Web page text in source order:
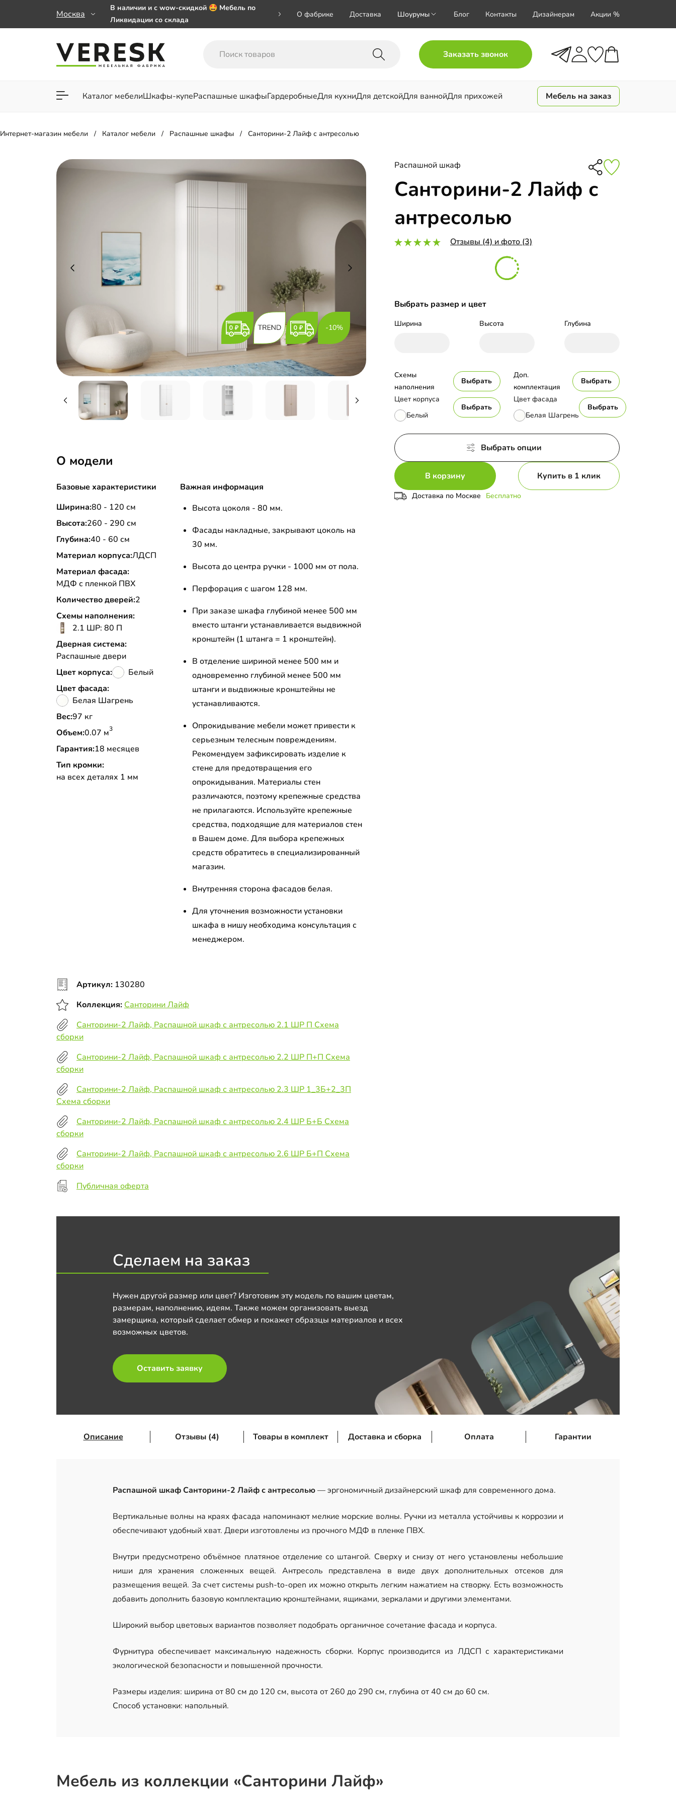
Москва
В наличии и с wow-скидкой 🤩 Мебель по
Ликвидации со склада
заказе от 50 000 ₽
Важно! Наш Whatsapp переехал на номер
О фабрике Доставка Шоурумы Блог Контакты Дизайнерам Акции %
Заказать звонок
Каталог мебелиШкафы-купеРаспашные шкафыГардеробныеДля кухниДля детскойДля ваннойДля прихожей
Для гостиной Для спальни
Мебель на заказ
Интернет-магазин мебели Каталог мебели Распашные шкафы Санторини-2 Лайф с антресолью
-10%
Распашной шкаф
Санторини-2 Лайф с
антресолью
Отзывы (4) и фото (3)
Выбрать размер и цвет
Ширина Высота Глубина
Цвет корпуса
Белый
Выбрать
Цвет фасада
Белая Шагрень
Выбрать
Схемы
наполнения
Выбрать
Доп.
комплектация
Выбрать
Выбрать опции
В корзину Купить в 1 клик
Доставка по Москве Бесплатно
О модели
Базовые характеристики
Ширина:80 - 120 см
Высота:260 - 290 см
Глубина:40 - 60 см
Материал корпуса:ЛДСП
Материал фасада:
МДФ с пленкой ПВХ
Количество дверей:2
Схемы наполнения:
2.1 ШР: 80 П
Дверная система:
Распашные двери
Цвет корпуса:
Белый
Цвет фасада:
Белая Шагрень
Вес:
97 кг
Объем:
0.07 м3
Гарантия:18 месяцев
Тип кромки:
на всех деталях 1 мм
Важная информация
Высота цоколя - 80 мм.
Фасады накладные, закрывают цоколь на
30 мм.
Высота до центра ручки - 1000 мм от пола.
Перфорация с шагом 128 мм.
При заказе шкафа глубиной менее 500 мм
вместо штанги устанавливается выдвижной
кронштейн (1 штанга = 1 кронштейн).
В отделение шириной менее 500 мм и
одновременно глубиной менее 500 мм
штанги и выдвижные кронштейны не
устанавливаются.
Опрокидывание мебели может привести к
серьезным телесным повреждениям.
Рекомендуем зафиксировать изделие к
стене для предотвращения его
опрокидывания. Материалы стен
различаются, поэтому крепежные средства
не прилагаются. Используйте крепежные
средства, подходящие для материалов стен
в Вашем доме. Для выбора крепежных
средств обратитесь в специализированный
магазин.
Внутренняя сторона фасадов белая.
Для уточнения возможности установки
шкафа в нишу необходима консультация с
менеджером.
Артикул: 130280
Коллекция: Санторини Лайф
Санторини-2 Лайф, Распашной шкаф с антресолью 2.1 ШР П Схема
сборки
Санторини-2 Лайф, Распашной шкаф с антресолью 2.2 ШР П+П Схема
сборки
Санторини-2 Лайф, Распашной шкаф с антресолью 2.3 ШР 1_3Б+2_3П
Схема сборки
Санторини-2 Лайф, Распашной шкаф с антресолью 2.4 ШР Б+Б Схема
сборки
Санторини-2 Лайф, Распашной шкаф с антресолью 2.6 ШР Б+П Схема
сборки
Публичная оферта
Сделаем на заказ
Нужен другой размер или цвет? Изготовим эту модель по вашим цветам,
размерам, наполнению, идеям. Также можем организовать выезд
замерщика, который сделает обмер и покажет образцы материалов и всех
возможных цветов.
Оставить заявку
Описание Отзывы (4) Товары в комплект Доставка и сборка Оплата Гарантии
Распашной шкаф Санторини-2 Лайф с антресолью— эргономичный дизайнерский шкаф для современного дома.
Вертикальные волны на краях фасада напоминают мелкие морские волны. Ручки из металла устойчивы к коррозии и
обеспечивают удобный хват. Двери изготовлены из прочного МДФ в пленке ПВХ.
Внутри предусмотрено объёмное платяное отделение со штангой. Сверху и снизу от него установлены небольшие
ниши для хранения сложенных вещей. Антресоль представлена в виде двух дополнительных отсеков для
размещения вещей. За счет системы push-to-open их можно открыть легким нажатием на створку. Есть возможность
добавить дополнить базовую комплектацию кронштейнами, ящиками, зеркалами и другими элементами.
Широкий выбор цветовых вариантов позволяет подобрать органичное сочетание фасада и корпуса.
Фурнитура обеспечивает максимальную надежность сборки. Корпус производится из ЛДСП с характеристиками
экологической безопасности и повышенной прочности.
Размеры изделия: ширина от 80 см до 120 см, высота от 260 до 290 см, глубина от 40 см до 60 см.
Способ установки: напольный.
Мебель из коллекции «Санторини Лайф»